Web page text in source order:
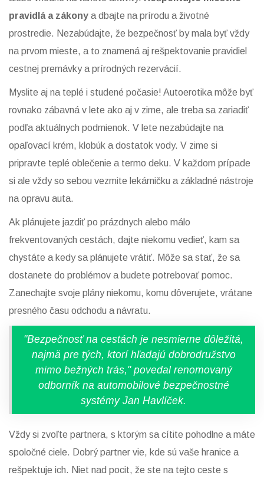
pravidlá a zákony a dbajte na prírodu a životné
prostredie. Nezabúdajte, že bezpečnosť by mala byť vždy
na prvom mieste, a to znamená aj rešpektovanie pravidiel
cestnej premávky a prírodných rezervácií.
Myslite aj na teplé i studené počasie! Autoerotika môže byť
rovnako zábavná v lete ako aj v zime, ale treba sa zariadiť
podľa aktuálnych podmienok. V lete nezabúdajte na
opaľovací krém, klobúk a dostatok vody. V zime si
pripravte teplé oblečenie a termo deku. V každom prípade
si ale vždy so sebou vezmite lekárničku a základné nástroje
na opravu auta.
Ak plánujete jazdiť po prázdnych alebo málo
frekventovaných cestách, dajte niekomu vedieť, kam sa
chystáte a kedy sa plánujete vrátiť. Môže sa stať, že sa
dostanete do problémov a budete potrebovať pomoc.
Zanechajte svoje plány niekomu, komu dôverujete, vrátane
presného času odchodu a návratu.
"Bezpečnosť na cestách je nesmierne dôležitá,
najmä pre tých, ktorí hľadajú dobrodružstvo
mimo bežných trás," povedal renomovaný
odborník na automobilové bezpečnostné
systémy Jan Havlíček.
Vždy si zvoľte partnera, s ktorým sa cítite pohodlne a máte
spoločné ciele. Dobrý partner vie, kde sú vaše hranice a
rešpektuje ich. Niet nad pocit, že ste na tejto ceste s